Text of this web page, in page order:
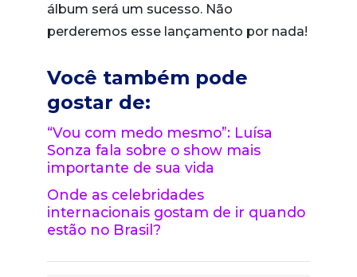
álbum será um sucesso. Não
perderemos esse lançamento por nada!
Você também pode
gostar de:
“Vou com medo mesmo”: Luísa
Sonza fala sobre o show mais
importante de sua vida
Onde as celebridades
internacionais gostam de ir quando
estão no Brasil?